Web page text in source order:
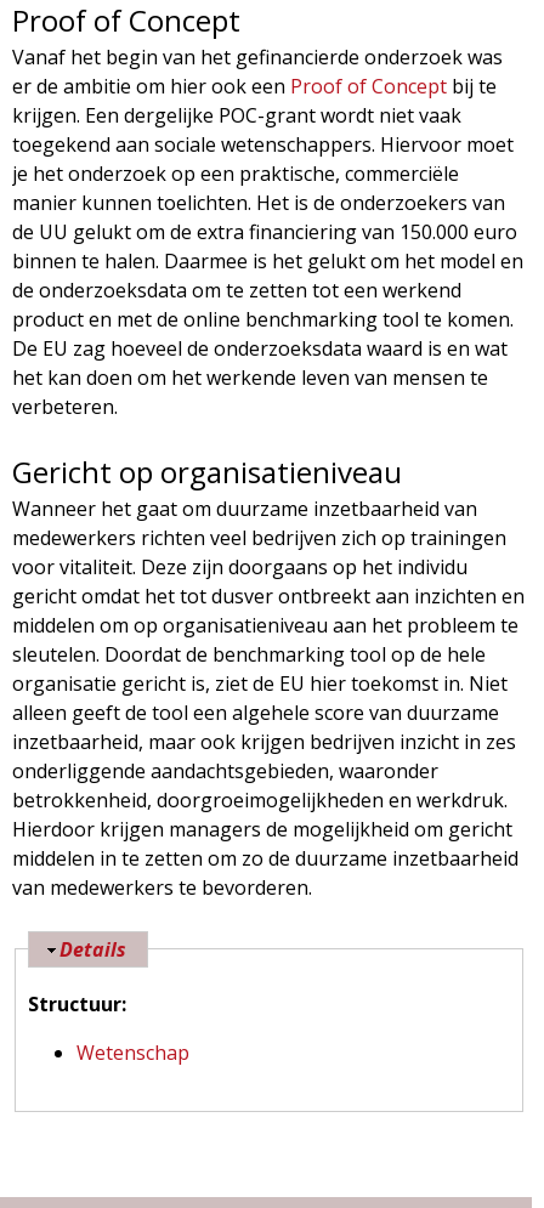
Proof of Concept
Vanaf het begin van het gefinancierde onderzoek was
er de ambitie om hier ook een Proof of Concept bij te
krijgen. Een dergelijke POC-grant wordt niet vaak
toegekend aan sociale wetenschappers. Hiervoor moet
je het onderzoek op een praktische, commerciële
manier kunnen toelichten. Het is de onderzoekers van
de UU gelukt om de extra financiering van 150.000 euro
binnen te halen. Daarmee is het gelukt om het model en
de onderzoeksdata om te zetten tot een werkend
product en met de online benchmarking tool te komen.
De EU zag hoeveel de onderzoeksdata waard is en wat
het kan doen om het werkende leven van mensen te
verbeteren.
Gericht op organisatieniveau
Wanneer het gaat om duurzame inzetbaarheid van
medewerkers richten veel bedrijven zich op trainingen
voor vitaliteit. Deze zijn doorgaans op het individu
gericht omdat het tot dusver ontbreekt aan inzichten en
middelen om op organisatieniveau aan het probleem te
sleutelen. Doordat de benchmarking tool op de hele
organisatie gericht is, ziet de EU hier toekomst in. Niet
alleen geeft de tool een algehele score van duurzame
inzetbaarheid, maar ook krijgen bedrijven inzicht in zes
onderliggende aandachtsgebieden, waaronder
betrokkenheid, doorgroeimogelijkheden en werkdruk.
Hierdoor krijgen managers de mogelijkheid om gericht
middelen in te zetten om zo de duurzame inzetbaarheid
van medewerkers te bevorderen.
V
r
e
Details
Structuur:
Wetenschap